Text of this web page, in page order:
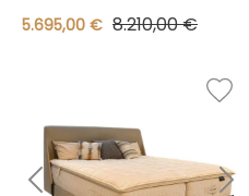
5.695,00 € 8.210,00 €